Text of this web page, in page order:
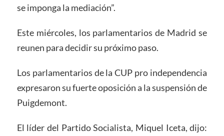
se imponga la mediación”.
Este miércoles, los parlamentarios de Madrid se
reunen para decidir su próximo paso.
Los parlamentarios de la CUP pro independencia
expresaron su fuerte oposición a la suspensión de
Puigdemont.
El líder del Partido Socialista, Miquel Iceta, dijo: